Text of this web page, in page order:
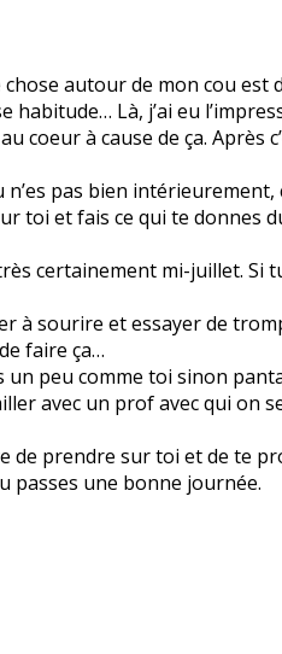
autour de mon cou est
habitude… Là, j’ai eu
coeur à cause de ça. Après
n’es pas bien
toi et fais ce qui te donnes
certainement mi-juillet.
à sourire et essayer de
faire ça…
un peu comme toi sinon
avec un prof avec qui on
de prendre sur toi et de te
passes une bonne journée.